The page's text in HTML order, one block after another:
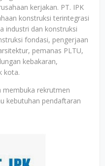
kerjakan. PT. IPK
konstruksi terintegrasi
industri dan konstruksi
fondasi, pengerjaan
pemanas PLTU,
kebakaran,
kota.
membuka rekrutmen
kebutuhan pendaftaran